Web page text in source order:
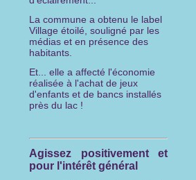
La commune a obtenu le label
Village étoilé, souligné par les
médias et en présence des
habitants.
Et... elle a affecté l'économie
réalisée à l'achat de jeux
d'enfants et de bancs installés
près du lac !
Agissez positivement et
pour l'intérêt général